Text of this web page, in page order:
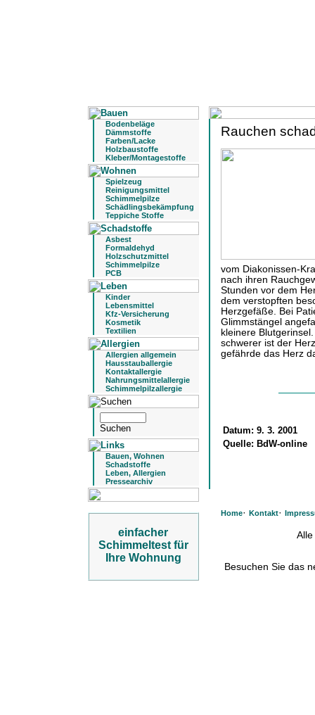
Bodenbeläge
Dämmstoffe
Farben/Lacke
Holzbaustoffe
Kleber/Montagestoffe
Spielzeug
Reinigungsmittel
Schimmelpilze
Schädlingsbekämpfung
Teppiche Stoffe
Asbest
Formaldehyd
Holzschutzmittel
Schimmelpilze
PCB
Kinder
Lebensmittel
Kfz-Versicherung
Kosmetik
Textilien
Allergien allgemein
Hausstauballergie
Kontaktallergie
Nahrungsmittelallergie
Schimmelpilzallergie
Bauen, Wohnen
Schadstoffe
Leben, Allergien
Pressearchiv
einfacher
Schimmeltest für
Ihre Wohnung
Rauchen
vom Diakonissen-
nach ihren
Stunden vor dem
dem verstopften
Herzgefäße. Bei
Glimmstängel
kleinere
schwerer ist der
gefährde das Herz
Datum: 9. 3. 2001
Quelle: BdW-online
Home· Kontakt·
Besuchen Sie das